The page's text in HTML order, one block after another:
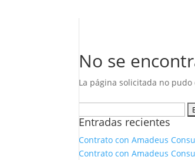
No se
La página solicitada no
Entradas recientes
Contrato con Amadeus
Contrato con Amadeus